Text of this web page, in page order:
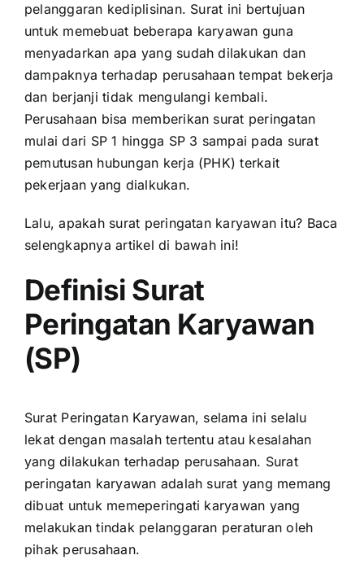
pelanggaran kediplisinan. Surat ini bertujuan
untuk memebuat beberapa karyawan guna
menyadarkan apa yang sudah dilakukan dan
dampaknya terhadap perusahaan tempat bekerja
dan berjanji tidak mengulangi kembali.
Perusahaan bisa memberikan surat peringatan
mulai dari SP 1 hingga SP 3 sampai pada surat
pemutusan hubungan kerja (PHK) terkait
pekerjaan yang dialkukan.
Lalu, apakah surat peringatan karyawan itu? Baca
selengkapnya artikel di bawah ini!
Definisi Surat
Peringatan Karyawan
(SP)
Surat Peringatan Karyawan, selama ini selalu
lekat dengan masalah tertentu atau kesalahan
yang dilakukan terhadap perusahaan. Surat
peringatan karyawan adalah surat yang memang
dibuat untuk memeperingati karyawan yang
melakukan tindak pelanggaran peraturan oleh
pihak perusahaan.